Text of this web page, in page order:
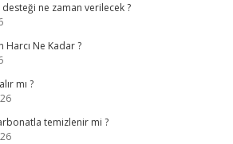
desteği ne zaman verilecek ?
Ne Kadar ?
mı ?
temizlenir mi ?